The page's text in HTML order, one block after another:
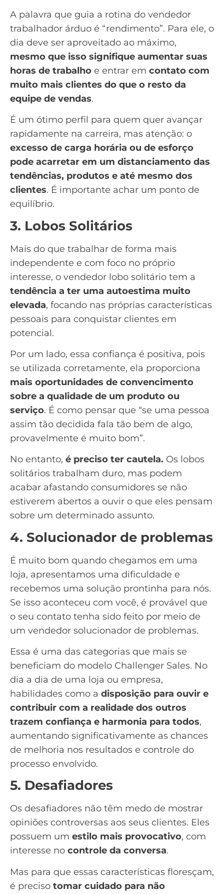
A palavra que guia a rotina do vendedor
trabalhador árduo é “rendimento”. Para ele, o
dia deve ser aproveitado ao máximo,
mesmo que isso signifique aumentar suas
horas de trabalho e entrar em contato com
muito mais clientes do que o resto da
equipe de vendas.
É um ótimo perfil para quem quer avançar
rapidamente na carreira, mas atenção: o
excesso de carga horária ou de esforço
pode acarretar em um distanciamento das
tendências, produtos e até mesmo dos
clientes. É importante achar um ponto de
equilíbrio.
3. Lobos Solitários
Mais do que trabalhar de forma mais
independente e com foco no próprio
interesse, o vendedor lobo solitário tem a
tendência a ter uma autoestima muito
elevada, focando nas próprias características
pessoais para conquistar clientes em
potencial.
Por um lado, essa confiança é positiva, pois
se utilizada corretamente, ela proporciona
mais oportunidades de convencimento
sobre a qualidade de um produto ou
serviço. É como pensar que “se uma pessoa
assim tão decidida fala tão bem de algo,
provavelmente é muito bom”.
No entanto, é preciso ter cautela. Os lobos
solitários trabalham duro, mas podem
acabar afastando consumidores se não
estiverem abertos a ouvir o que eles pensam
sobre um determinado assunto.
4. Solucionador de problemas
É muito bom quando chegamos em uma
loja, apresentamos uma dificuldade e
recebemos uma solução prontinha para nós.
Se isso aconteceu com você, é provável que
o seu contato tenha sido feito por meio de
um vendedor solucionador de problemas.
Essa é uma das categorias que mais se
beneficiam do modelo Challenger Sales. No
dia a dia de uma loja ou empresa,
habilidades como a disposição para ouvir e
contribuir com a realidade dos outros
trazem confiança e harmonia para todos,
aumentando significativamente as chances
de melhoria nos resultados e controle do
processo envolvido.
5. Desafiadores
Os desafiadores não têm medo de mostrar
opiniões controversas aos seus clientes. Eles
possuem um estilo mais provocativo, com
interesse no controle da conversa.
Mas para que essas características floresçam,
é preciso tomar cuidado para não